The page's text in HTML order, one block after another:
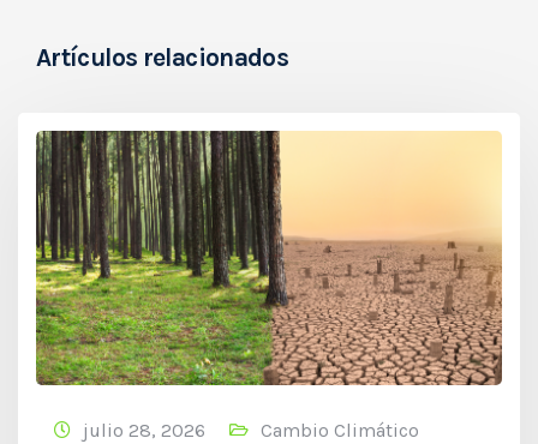
Artículos relacionados
julio 28, 2026 Cambio Climático